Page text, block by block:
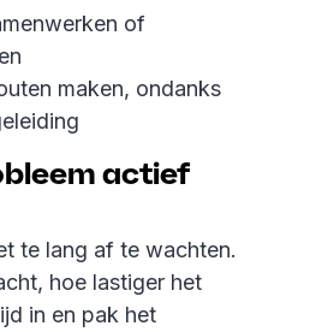
of
maken, ondanks
actief
te lang af te wachten.
hoe lastiger het
in en pak het